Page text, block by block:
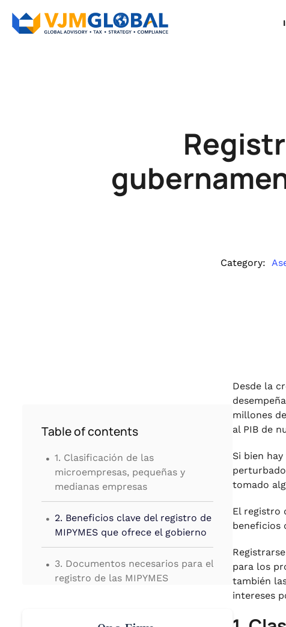
Category:
Table of contents
. 1. Clasificación de las
microempresas, pequeñas y
medianas empresas
. 2. Beneficios clave del registro de
MIPYMES que ofrece el gobierno
. 3. Documentos necesarios para el
registro de las MIPYMES
gobierno para las MIPYMES
Desde la
millones
al PIB de
Si bien
tomado
El registro
beneficios
para los
también
intereses